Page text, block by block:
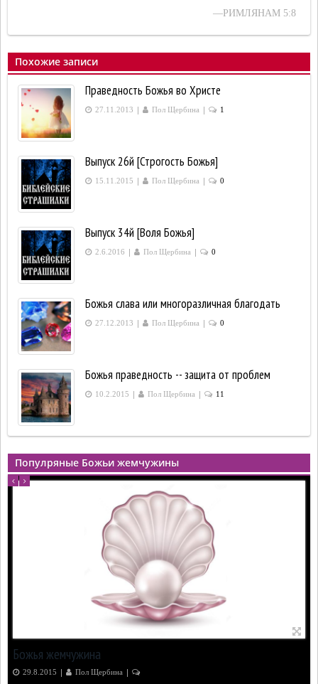
—РИМЛЯНАМ 5:8
Похожие записи
Праведность Божья во Христе
27.11.2013 | Пол Щербина | 1
Выпуск 26й [Строгость Божья]
15.11.2015 | Пол Щербина | 0
Выпуск 34й [Воля Божья]
2.6.2016 | Пол Щербина | 0
Божья слава или многоразличная благодать
27.12.2013 | Пол Щербина | 0
Божья праведность -- защита от проблем
10.2.2015 | Пол Щербина | 11
Популряные Божьи жемчужины
Божья жемчужина
29.8.2015 | Пол Щербина |